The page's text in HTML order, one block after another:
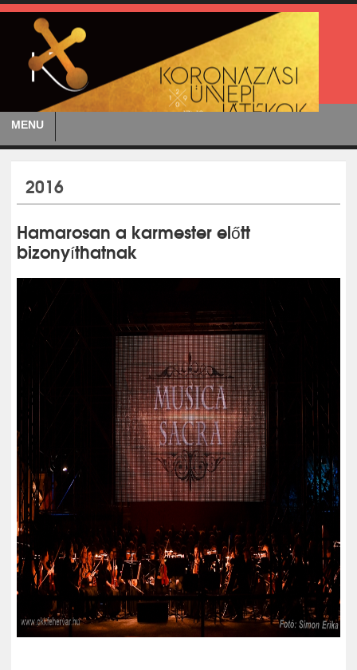
MENU
2016
Hamarosan a karmester előtt
bizonyíthatnak